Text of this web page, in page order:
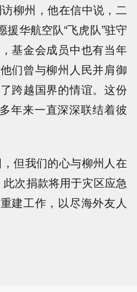
柳州，他在信中说，二
华航空队“飞虎队”驻守
基金会成员中也有当年
们曾与柳州人民并肩御
跨越国界的情谊。这份
年来一直深深联结着彼
但我们的心与柳州人在
此次捐款将用于灾区应急
建工作，以尽海外友人